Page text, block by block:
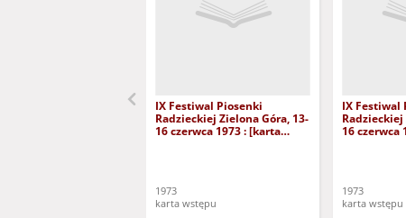
IX Festiwal Piosenki
Radzieckiej Zielona Góra, 13-
16 czerwca 1973 : [karta
1973
karta wstępu
IX Festiwal
Radzieckiej
16 czerwca
1973
karta wstępu